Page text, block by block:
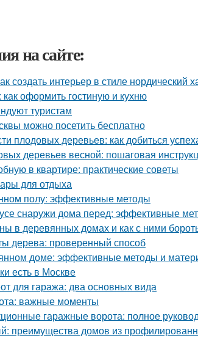
на сайте:
создать интерьер в стиле нордический
оформить гостиную и кухню
туристам
можно посетить бесплатно
плодовых деревьев: как добиться
деревьев весной: пошаговая
в квартире: практические советы
для отдыха
полу: эффективные методы
снаружи дома перед: эффективные
в деревянных домах и как с ними
дерева: проверенный способ
доме: эффективные методы и
есть в Москве
для гаража: два основных вида
важные моменты
гаражные ворота: полное
преимущества домов из